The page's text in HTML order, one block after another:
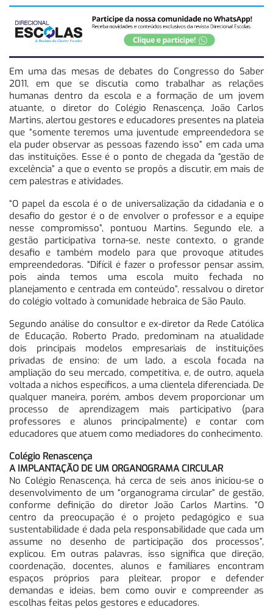
Em uma das mesas de debates do Congresso do Saber
2011, em que se discutia como trabalhar as relações
humanas dentro da escola e a formação de um jovem
atuante, o diretor do Colégio Renascença, João Carlos
Martins, alertou gestores e educadores presentes na plateia
que “somente teremos uma juventude empreendedora se
ela puder observar as pessoas fazendo isso” em cada uma
das instituições. Esse é o ponto de chegada da “gestão de
excelência” a que o evento se propôs a discutir, em mais de
cem palestras e atividades.
“O papel da escola é o de universalização da cidadania e o
desafio do gestor é o de envolver o professor e a equipe
nesse compromisso”, pontuou Martins. Segundo ele, a
gestão participativa torna-se, neste contexto, o grande
desafio e também modelo para que provoque atitudes
empreendedoras. “Difícil é fazer o professor pensar assim,
pois ainda temos uma escola muito fechada no
planejamento e centrada em conteúdo”, ressalvou o diretor
do colégio voltado à comunidade hebraica de São Paulo.
Segundo análise do consultor e ex-diretor da Rede Católica
de Educação, Roberto Prado, predominam na atualidade
dois principais modelos empresariais de instituições
privadas de ensino: de um lado, a escola focada na
ampliação do seu mercado, competitiva, e, de outro, aquela
voltada a nichos específicos, a uma clientela diferenciada. De
qualquer maneira, porém, ambos devem proporcionar um
processo de aprendizagem mais participativo (para
professores e alunos principalmente) e contar com
educadores que atuem como mediadores do conhecimento.
Colégio Renascença
A IMPLANTAÇÃO DE UM ORGANOGRAMA CIRCULAR
No Colégio Renascença, há cerca de seis anos iniciou-se o
desenvolvimento de um “organograma circular” de gestão,
conforme definição do diretor João Carlos Martins. “O
centro da preocupação é o projeto pedagógico e sua
sustentabilidade é dada pela responsabilidade que cada um
assume no desenho de participação dos processos”,
explicou. Em outras palavras, isso significa que direção,
coordenação, docentes, alunos e familiares encontram
espaços próprios para pleitear, propor e defender
demandas e ideias, bem como ouvir e compreender as
escolhas feitas pelos gestores e educadores.